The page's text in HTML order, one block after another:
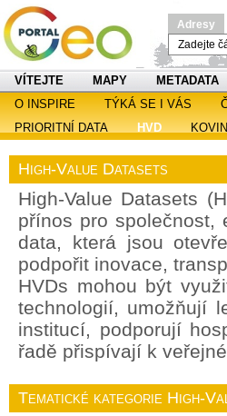
Adresy
VÍTEJTE MAPY METADATA
O INSPIRE
TÝKÁ SE I VÁS
PRIORITNÍ DATA
HVD KOVIN
High-Value Datasets
High-Value Datasets
přínos pro společnost,
data, která jsou
podpořit inovace,
HVDs mohou být
technologií, umožňují
institucí, podporují
řadě přispívají k
Tematické kategorie High-